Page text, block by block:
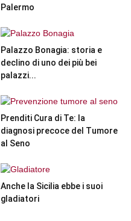
Palermo
Palazzo Bonagia: storia e
declino di uno dei più bei
palazzi...
Prenditi Cura di Te: la
diagnosi precoce del Tumore
al Seno
Anche la Sicilia ebbe i suoi
gladiatori